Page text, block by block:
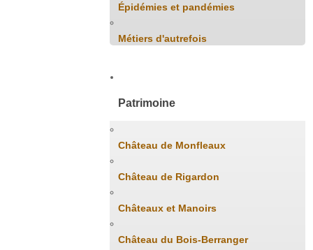
Épidémies et pandémies
Métiers d'autrefois
Patrimoine
Château de Monfleaux
Château de Rigardon
Châteaux et Manoirs
Château du Bois-Berranger